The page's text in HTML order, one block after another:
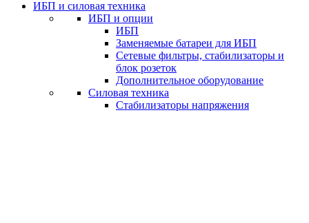
ИБП и силовая техника
ИБП и опции
ИБП
Заменяемые батареи для ИБП
Сетевые фильтры, стабилизаторы и
блок розеток
Дополнительное оборудование
Силовая техника
Стабилизаторы напряжения